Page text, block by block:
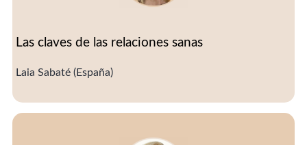
Las claves de las relaciones sanas
Laia Sabaté (España)